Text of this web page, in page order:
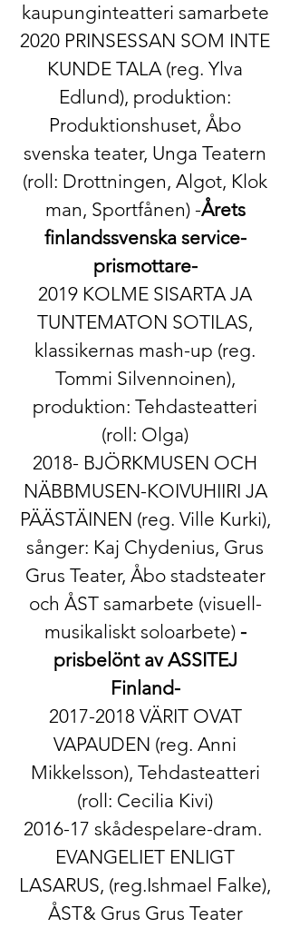
kaupunginteatteri samarbete
2020 ​PRINSESSAN SOM INTE
KUNDE TALA ​(reg. Ylva
Edlund), produktion:
Produktionshuset, Åbo
svenska teater, Unga Teatern
(roll: Drottningen, Algot, Klok
man, Sportfånen) -Årets
finlandssvenska service-
prismottare-
2019 ​ KOLME SISARTA JA
TUNTEMATON SOTILAS,
klassikernas mash-up ​(reg.
Tommi Silvennoinen),
produktion: Tehdasteatteri
(roll: Olga)
2018-​ BJÖRKMUSEN OCH
NÄBBMUSEN-KOIVUHIIRI JA
PÄÄSTÄINEN (reg. Ville Kurki),
sånger: Kaj Chydenius, Grus
Grus Teater, Åbo stadsteater
och ÅST samarbete (visuell-
musikaliskt soloarbete)-
prisbelönt av ASSITEJ
Finland-
2017-2018 ​VÄRIT OVAT
VAPAUDEN​ (reg. Anni
Mikkelsson), Tehdasteatteri
(roll: Cecilia Kivi)
2016-17 ​skådespelare-dram. ​​
EVANGELIET ENLIGT
LASARUS​, (reg.Ishmael Falke),
ÅST& Grus Grus Teater